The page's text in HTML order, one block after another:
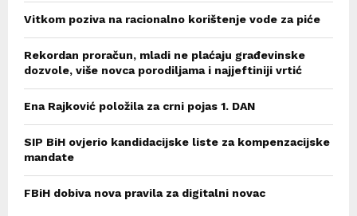
Vitkom poziva na racionalno korištenje vode za piće
Rekordan proračun, mladi ne plaćaju građevinske
dozvole, više novca porodiljama i najjeftiniji vrtić
Ena Rajković položila za crni pojas 1. DAN
SIP BiH ovjerio kandidacijske liste za kompenzacijske
mandate
FBiH dobiva nova pravila za digitalni novac